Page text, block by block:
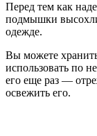
Перед тем как
подмышки
одежде.
Вы можете
использовать по
его еще раз —
освежить его.